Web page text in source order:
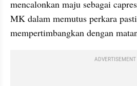
mencalonkan maju sebagai
MK dalam memutus perkara
mempertimbangkan dengan
ADVERTISEMENT